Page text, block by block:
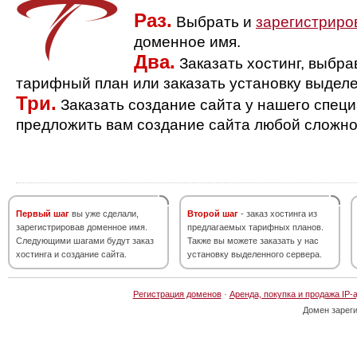
Раз. Выбрать и
доменное имя.
Два. Заказать хостинг,
тарифный план или заказать установку
Три. Заказать создание сайта у нашего
предложить вам создание сайта любой
Первый шаг вы уже сделали,
зарегистрировав доменное имя.
Следующими шагами будут заказ
хостинга и создание сайта.
Второй шаг - заказ хостинга из
предлагаемых тарифных планов.
Также вы можете заказать у нас
установку выделенного сервера.
Регистрация доменов· Аренда, покупка и продажа IP-
Домен